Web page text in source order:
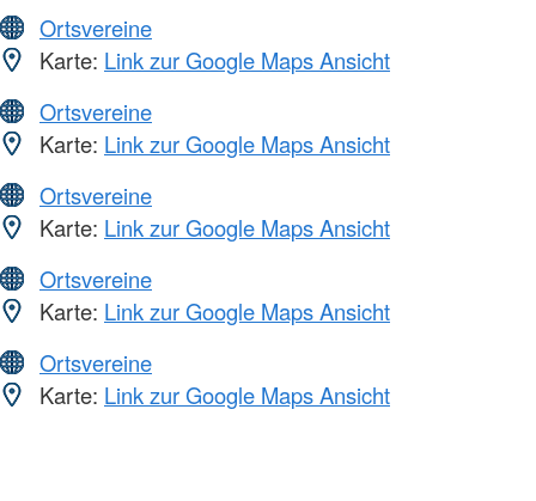
Ortsvereine
Karte: Link zur Google Maps Ansicht
Ortsvereine
Karte: Link zur Google Maps Ansicht
Ortsvereine
Karte: Link zur Google Maps Ansicht
Ortsvereine
Karte: Link zur Google Maps Ansicht
Ortsvereine
Karte: Link zur Google Maps Ansicht